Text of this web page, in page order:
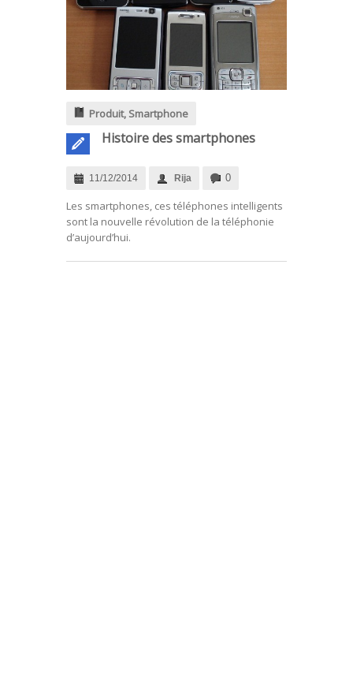
Produit, Smartphone
Histoire des smartphones
11/12/2014 Rija 0
Les smartphones, ces téléphones intelligents
sont la nouvelle révolution de la téléphonie
d’aujourd’hui.